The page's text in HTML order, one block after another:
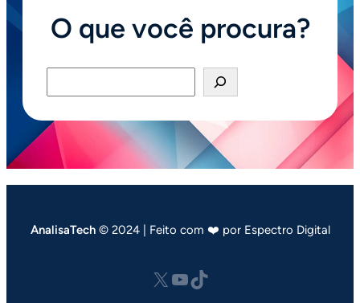
O que você procura?
AnalisaTech © 2024 | Feito com ❤️ por Espectro Digital
X Youtube tiktok.com/@analisatech